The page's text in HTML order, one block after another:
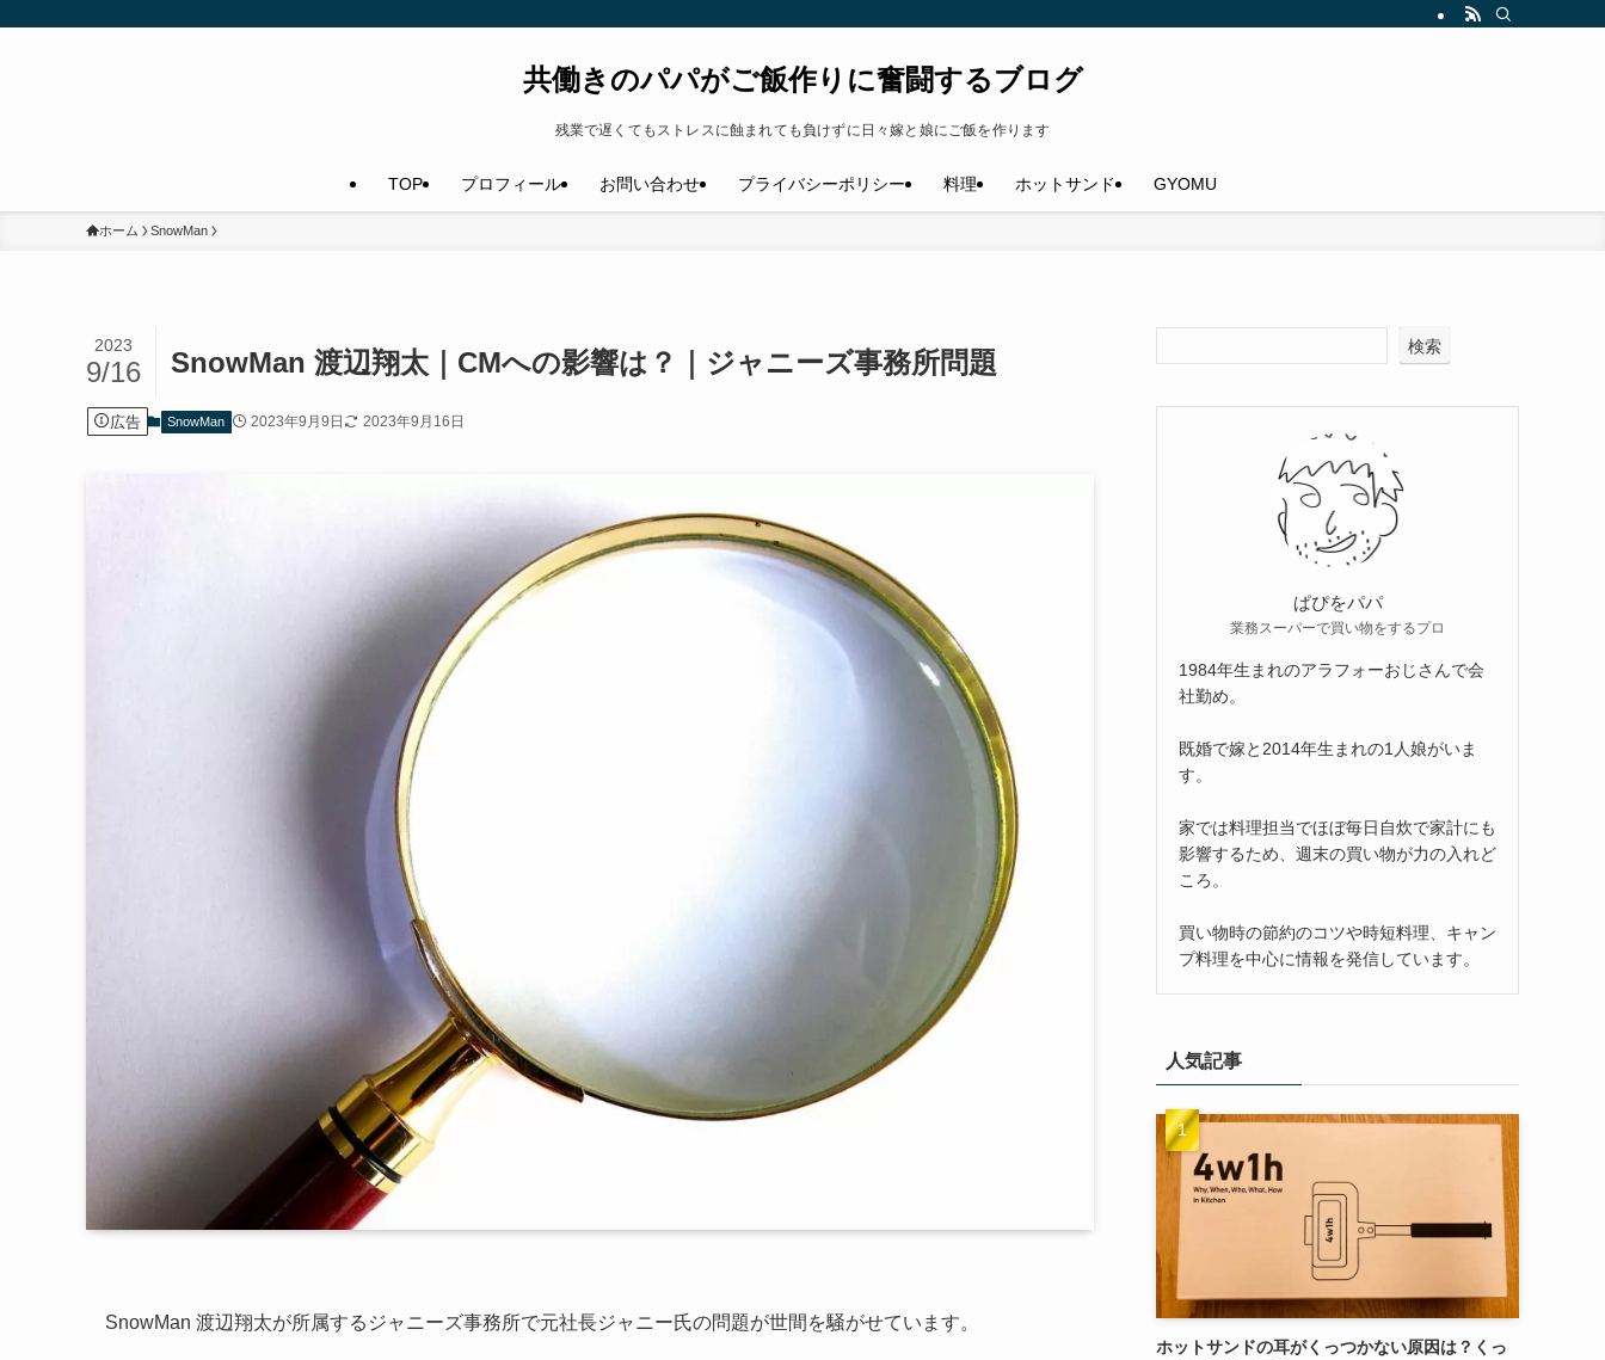
共働きのパパがご飯作りに奮闘するブログ
残業で遅くてもストレスに蝕まれても負けずに日々嫁と娘にご飯を作ります
TOP プロフィール お問い合わせ プライバシーポリシー 料理 ホットサンド GYOMU
ホーム SnowMan
SnowMan 渡辺翔太｜CMへの影響は？｜ジャニーズ事務所問題
2023
9/16
広告 SnowMan 2023年9月9日 2023年9月16日
SnowMan 渡辺翔太が所属するジャニーズ事務所で元社長ジャニー氏の問題が世間を騒がせています。
検索
ぱぴをパパ
業務スーパーで買い物をするプロ
1984年生まれのアラフォーおじさんで会
社勤め。
既婚で嫁と2014年生まれの1人娘がいま
す。
家では料理担当でほぼ毎日自炊で家計にも
影響するため、週末の買い物が力の入れど
ころ。
買い物時の節約のコツや時短料理、キャン
プ料理を中心に情報を発信しています。
人気記事
ホットサンドの耳がくっつかない原因は？くっ